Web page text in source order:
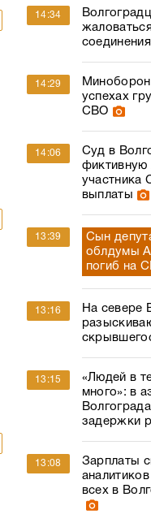
14:34
соединения
14:29
успехах
СВО
14:06
Суд в
фиктивную
участника
выплаты
13:39
Сын
облдумы
погиб на
13:16
На севере
13:15
«Людей в
много»: в
задержки
13:08
Зарплаты
всех в